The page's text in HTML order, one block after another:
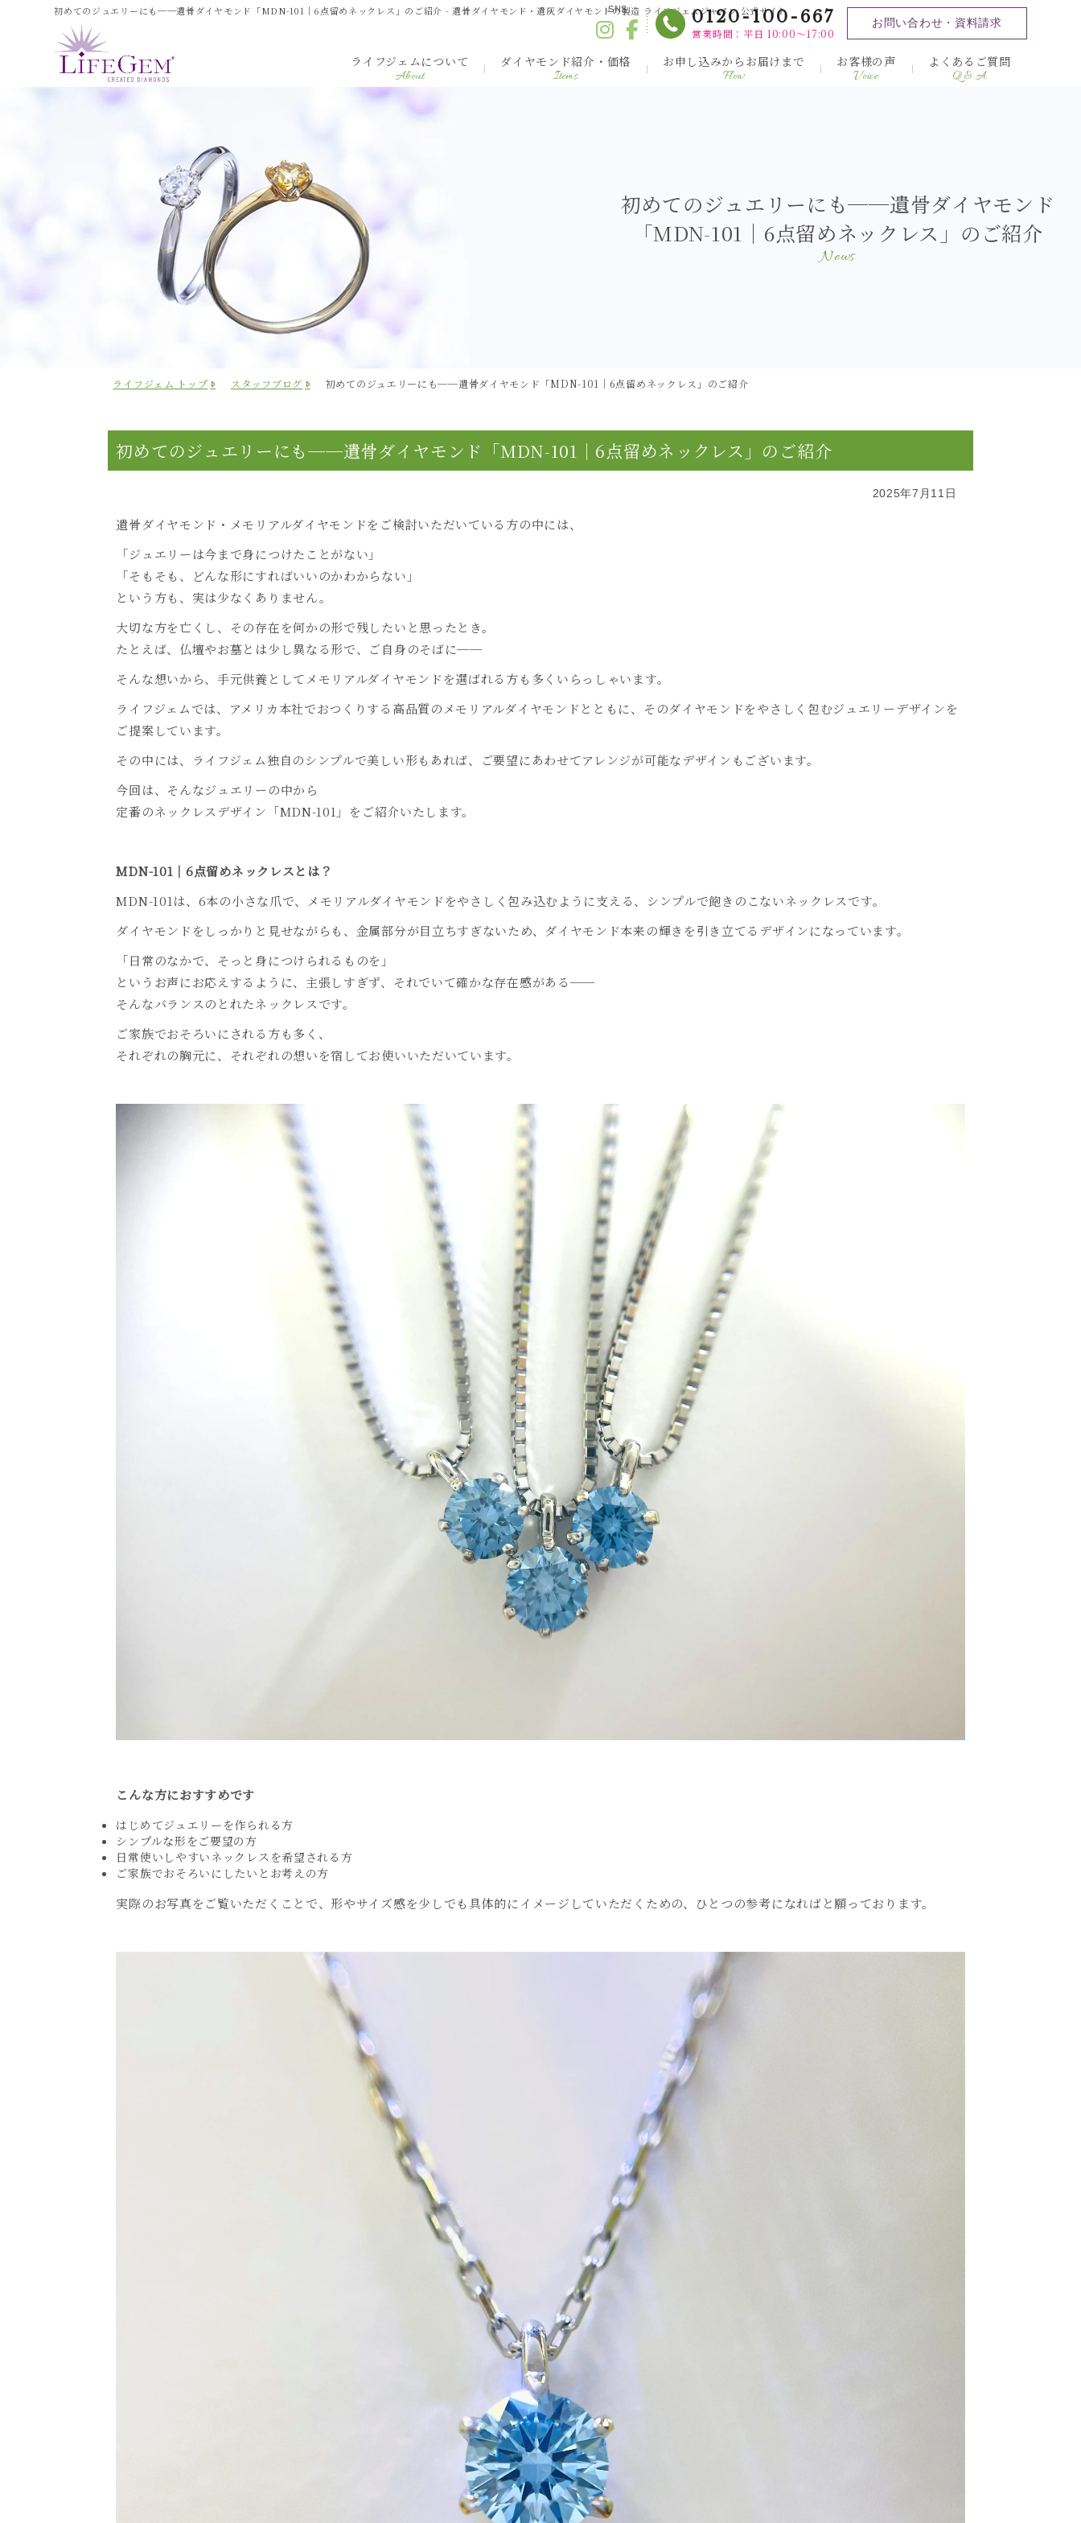
初めてのジュエリーにも──遺骨ダイヤモンド「MDN-101｜6点留めネックレス」のご紹介 - 遺骨ダイヤモンド・遺灰ダイヤモンドの製造 ライフジェムジャパン 公式サイト
SNS 0120-100-667
営業時間：平日 10:00～17:00
お問い合わせ・資料請求
ライフジェムについて
About
ダイヤモンド紹介・価格
Items
お申し込みからお届けまで
Flow
お客様の声
Voice
よくあるご質問
Q & A
初めてのジュエリーにも──遺骨ダイヤモンド
「MDN-101｜6点留めネックレス」のご紹介
News
ライフジェム トップ スタッフブログ 初めてのジュエリーにも──遺骨ダイヤモンド「MDN-101｜6点留めネックレス」のご紹介
初めてのジュエリーにも──遺骨ダイヤモンド「MDN-101｜6点留めネックレス」のご紹介
2025年7月11日
遺骨ダイヤモンド・メモリアルダイヤモンドをご検討いただいている方の中には、
「ジュエリーは今まで身につけたことがない」
「そもそも、どんな形にすればいいのかわからない」
という方も、実は少なくありません。
大切な方を亡くし、その存在を何かの形で残したいと思ったとき。
たとえば、仏壇やお墓とは少し異なる形で、ご自身のそばに──
そんな想いから、手元供養としてメモリアルダイヤモンドを選ばれる方も多くいらっしゃいます。
ライフジェムでは、アメリカ本社でおつくりする高品質のメモリアルダイヤモンドとともに、そのダイヤモンドをやさしく包むジュエリーデザインを
ご提案しています。
その中には、ライフジェム独自のシンプルで美しい形もあれば、ご要望にあわせてアレンジが可能なデザインもございます。
今回は、そんなジュエリーの中から
定番のネックレスデザイン「MDN-101 」をご紹介いたします。
MDN-101 ｜6点留めネックレスとは？
MDN-101は、 6本の小さな爪で、メモリアルダイヤモンドをやさしく包み込むように支える、シンプルで飽きのこないネックレスです。
ダイヤモンドをしっかりと見せながらも、金属部分が目立ちすぎないため、ダイヤモンド本来の輝きを引き立てるデザインになっています。
「日常のなかで、そっと身につけられるものを」
というお声にお応えするように、主張しすぎず、それでいて確かな存在感がある──
そんなバランスのとれたネックレスです。
ご家族でおそろいにされる方も多く、
それぞれの胸元に、それぞれの想いを宿してお使いいただいています。
こんな方におすすめです
はじめてジュエリーを作られる方
シンプルな形をご要望の方
日常使いしやすいネックレスを希望される方
ご家族でおそろいにしたいとお考えの方
実際のお写真をご覧いただくことで、形やサイズ感を少しでも具体的にイメージしていただくための、ひとつの参考になればと願っております。